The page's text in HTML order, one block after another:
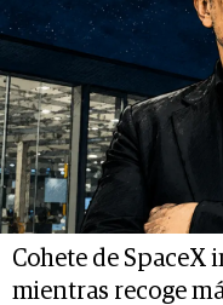
Cohete de SpaceX
mientras recoge